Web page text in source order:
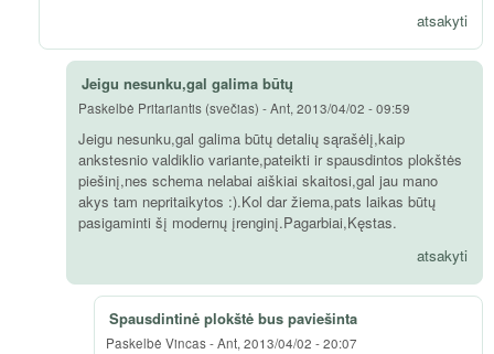
atsakyti
Jeigu nesunku,gal galima būtų
Paskelbė Pritariantis (svečias) -Ant, 2013/04/02 - 09:59
Jeigu nesunku,gal galima būtų detalių sąrašėlį,kaip
ankstesnio valdiklio variante,pateikti ir spausdintos plokštės
piešinį,nes schema nelabai aiškiai skaitosi,gal jau mano
akys tam nepritaikytos :).Kol dar žiema,pats laikas būtų
pasigaminti šį modernų įrenginį.Pagarbiai,Kęstas.
atsakyti
Spausdintinė plokštė bus paviešinta
Paskelbė Vincas-Ant, 2013/04/02 - 20:07